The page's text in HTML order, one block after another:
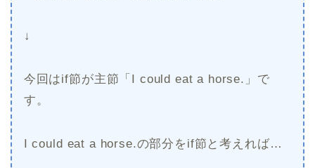
↓
今回はif節が主節「I could eat a horse.」で
す。
I could eat a horse.の部分をif節と考えれば…